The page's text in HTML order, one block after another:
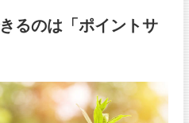
るのは「ポイントサ